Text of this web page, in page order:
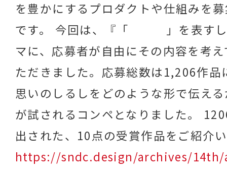
を豊かにするプロダクトや仕組みを
です。 今回は、『「 」を表すし
マに、応募者が自由にその内容を考
ただきました。応募総数は1,206作品
思いのしるしをどのような形で伝え
が試されるコンペとなりました。
出された、10点の受賞作品をご紹介
https://sndc.design/archives/